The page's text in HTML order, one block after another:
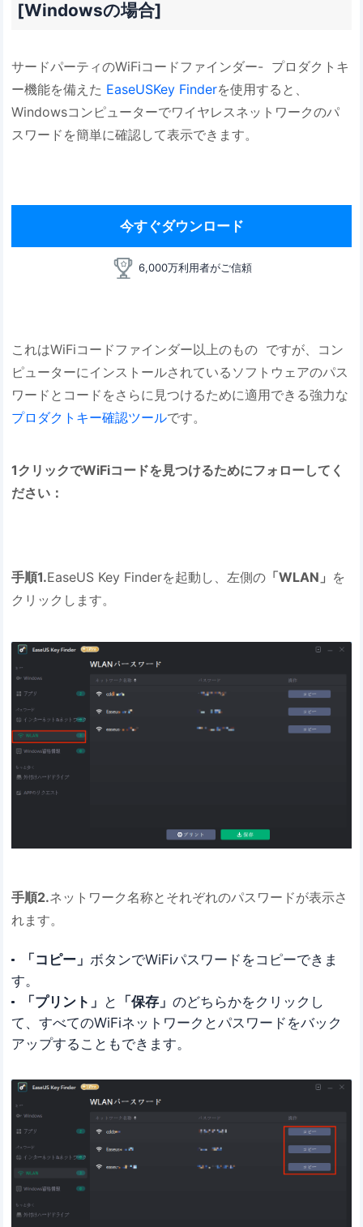
[Windowsの場合]
サードパーティのWiFiコードファインダー- プロダクトキ
ー機能を備えた EaseUSKey Finderを使用すると、
Windowsコンピューターでワイヤレスネットワークのパ
スワードを簡単に確認して表示できます。
今すぐダウンロード
6,000万利用者がご信頼
これはWiFiコードファインダー以上のもの ですが、コン
ピューターにインストールされているソフトウェアのパス
ワードとコードをさらに見つけるために適用できる強力な
プロダクトキー確認ツールです。
1クリックでWiFiコードを見つけるためにフォローしてく
ださい：
手順1.EaseUS Key Finderを起動し、左側の 「WLAN」 を
クリックします。
手順2.ネットワーク名称とそれぞれのパスワードが表示さ
れます。
「コピー」 ボタンでWiFiパスワードをコピーできま
す。
「プリント」 と 「保存」 のどちらかをクリックし
て、すべてのWiFiネットワークとパスワードをバック
アップすることもできます。